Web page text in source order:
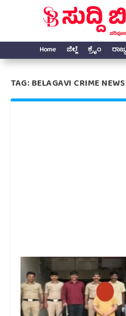
Home ಜಿಲ್ಲೆ ಕ್ರೈಂ ರಾಜ್ಯ
TAG:BELAGAVI CRIME NEWS